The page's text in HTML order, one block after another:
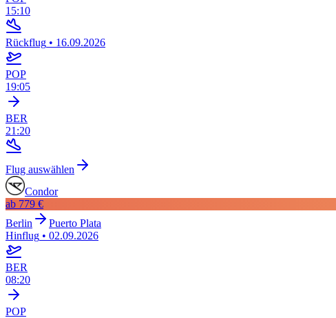
15:10
Rückflug • 16.09.2026
POP
19:05
BER
21:20
Flug auswählen
Condor
ab 779 €
Berlin
Puerto Plata
Hinflug • 02.09.2026
BER
08:20
POP